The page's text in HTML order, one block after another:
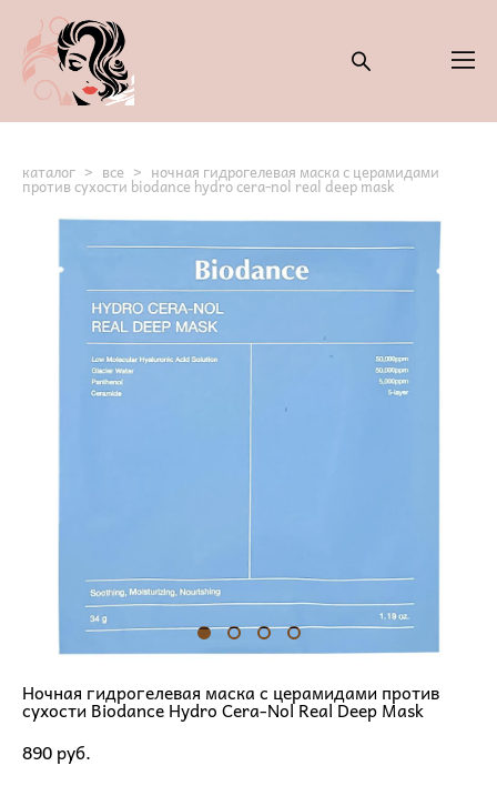
каталог > все > ночная гидрогелевая маска с церамидами
против сухости biodance hydro cera-nol real deep mask
Ночная гидрогелевая маска с церамидами против
сухости Biodance Hydro Cera-Nol Real Deep Mask
890 pуб.